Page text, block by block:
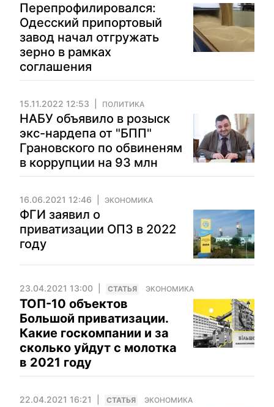
Перепрофилировался:
Одесский припортовый
завод начал отгружать
зерно в рамках
соглашения
15.11.2022 12:53 ПОЛИТИКА
НАБУ объявило в розыск
экс-нардепа от "БПП"
Грановского по обвиненям
в коррупции на 93 млн
16.06.2021 12:46 ЭКОНОМИКА
ФГИ заявил о
приватизации ОПЗ в 2022
году
23.04.2021 13:00 CТАТЬЯ ЭКОНОМИКА
ТОП-10 объектов
Большой приватизации.
Какие госкомпании и за
сколько уйдут с молотка
в 2021 году
22.04.2021 16:21 CТАТЬЯ ЭКОНОМИКА